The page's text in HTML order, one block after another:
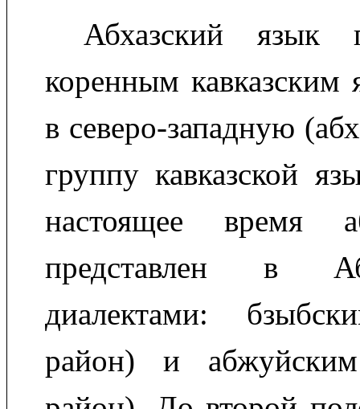
Абхазский язык
коренным кавказским
в северо-западную
группу кавказской
настоящее время
представлен в
диалектами:
район) и